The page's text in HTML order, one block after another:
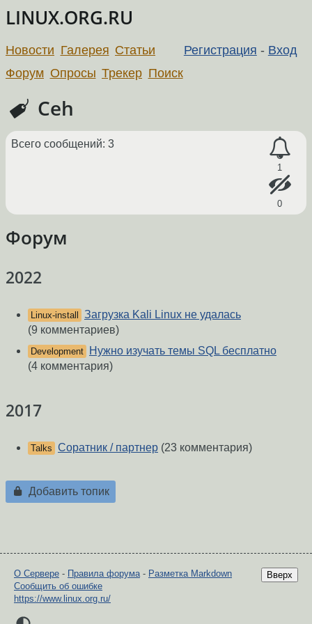
LINUX.ORG.RU
Регистрация - Вход
Новости Галерея Статьи
Форум Опросы Трекер Поиск
Ceh
1
0
Всего сообщений: 3
Форум
2022
Linux-install
Загрузка Kali Linux не удалась
(9 комментариев)
Development
Нужно изучать темы SQL бесплатно
(4 комментария)
2017
Talks Соратник / партнер (23 комментария)
Добавить топик
Вверх
О Сервере - Правила форума - Разметка Markdown
Сообщить об ошибке
https://www.linux.org.ru/